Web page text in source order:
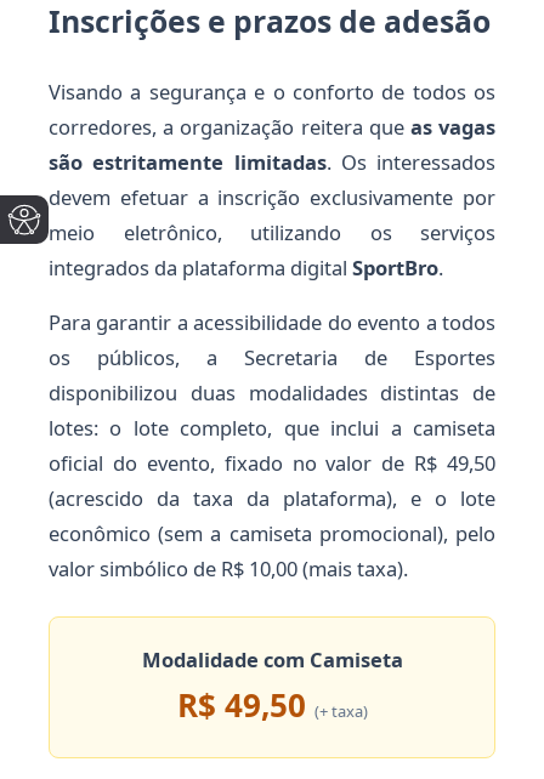
Inscrições e prazos de adesão
Visando a segurança e o conforto de todos os
corredores, a organização reitera que as vagas
são estritamente limitadas. Os interessados
devem efetuar a inscrição exclusivamente por
meio eletrônico, utilizando os serviços
integrados da plataforma digital SportBro.
Para garantir a acessibilidade do evento a todos
os públicos, a Secretaria de Esportes
disponibilizou duas modalidades distintas de
lotes: o lote completo, que inclui a camiseta
oficial do evento, fixado no valor de R$ 49,50
(acrescido da taxa da plataforma), e o lote
econômico (sem a camiseta promocional), pelo
valor simbólico de R$ 10,00 (mais taxa).
Modalidade com Camiseta
R$ 49,50 (+ taxa)